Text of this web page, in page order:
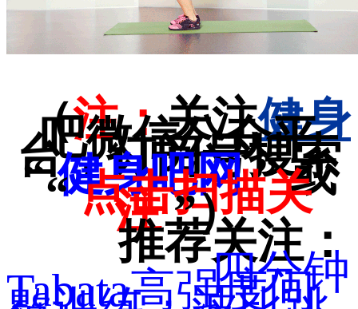
（注：关注健身
吧微信公众平
台，订阅号搜索
“健身吧网” 或
“ 点击扫描关
注 ”）
推荐关注：
四分钟
Tabata高强度间